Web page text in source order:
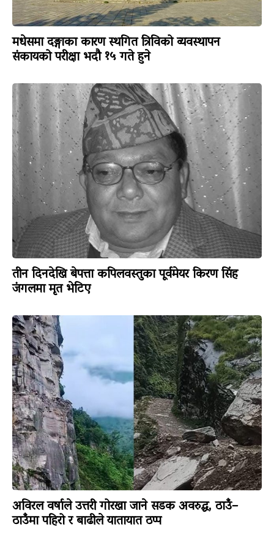
मधेसमा दङ्गाका कारण स्थगित त्रिविको व्यवस्थापन
संकायको परीक्षा भदौ १५ गते हुने
तीन दिनदेखि बेपत्ता कपिलवस्तुका पूर्वमेयर किरण सिंह
जंगलमा मृत भेटिए
अविरल वर्षाले उत्तरी गोरखा जाने सडक अवरुद्ध, ठाउँ–
ठाउँमा पहिरो र बाढीले यातायात ठप्प